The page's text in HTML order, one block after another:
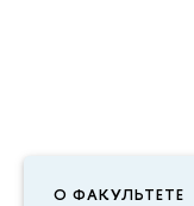
О ФАКУЛЬТЕТЕ